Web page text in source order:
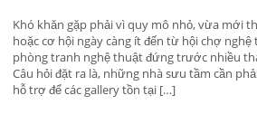
Khó khăn gặp phải vì quy mô nhỏ, vừa mới
hoặc cơ hội ngày càng ít đến từ hội chợ
phòng tranh nghệ thuật đứng trước nhiều
Câu hỏi đặt ra là, những nhà sưu tầm cần
hỗ trợ để các gallery tồn tại […]